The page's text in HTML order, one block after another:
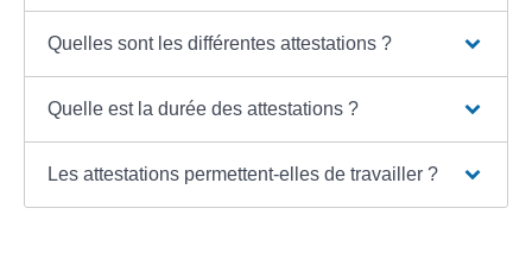
Quelles sont les différentes attestations ?
Quelle est la durée des attestations ?
Les attestations permettent-elles de travailler ?